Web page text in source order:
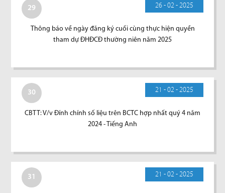
29 26 - 02 - 2025
Thông báo về ngày đăng ký cuối cùng thực hiện quyền
tham dự ĐHĐCĐ thường niên năm 2025
30 21 - 02 - 2025
CBTT: V/v Đính chính số liệu trên BCTC hợp nhất quý 4 năm
2024 - Tiếng Anh
31 21 - 02 - 2025